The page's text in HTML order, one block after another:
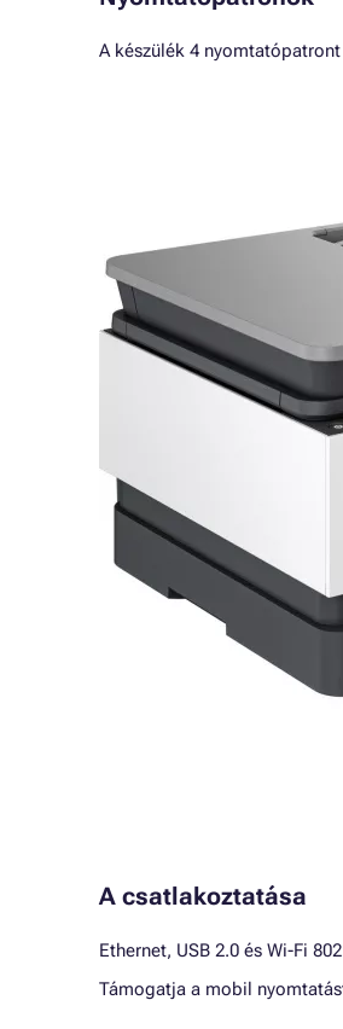
A készülék 4
A csatlakoztatása
Ethernet, USB 2.0 és Wi-Fi
Támogatja a mobil